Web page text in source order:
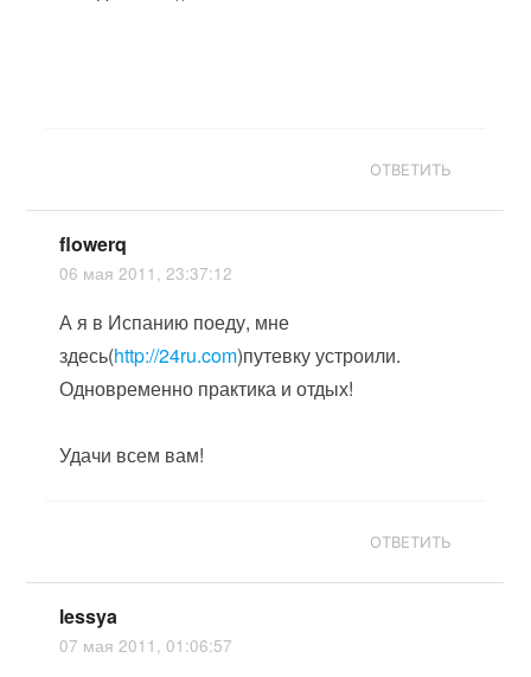
ОТВЕТИТЬ
flowerq
06 мая 2011, 23:37:12
А я в Испанию поеду, мне
здесь(http://24ru.com)путевку устроили.
Одновременно практика и отдых!
Удачи всем вам!
ОТВЕТИТЬ
lessya
07 мая 2011, 01:06:57